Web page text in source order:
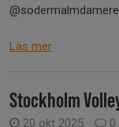
Läs mer
Stockholm
20 okt 2025